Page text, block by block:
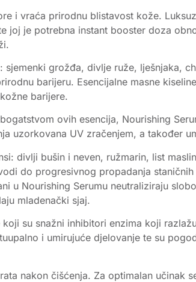
i vraća prirodnu blistavost kože.
je potrebna instant booster doza
grožđa, divlje ruže, lješnjaka,
barijeru. Esencijalne masne
barijere.
ovih esencija, Nourishing
uzorkovana UV zračenjem, a također
divlji bušin i neven, ružmarin, list
do progresivnog propadanja
u Nourishing Serumu neutraliziraju
mladenački sjaj.
su snažni inhibitori enzima koji
i umirujuće djelovanje te su
nakon čišćenja. Za optimalan učinak